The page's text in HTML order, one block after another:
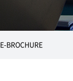
E-BROCHURE